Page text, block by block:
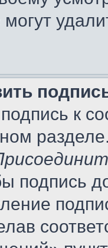
могут
к
подпись